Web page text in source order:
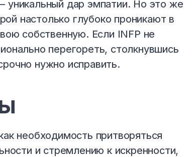
уникальный дар эмпатии. Но это же
настолько глубоко проникают в
собственную. Если INFP не
перегореть, столкнувшись
нужно исправить.
необходимость притворяться
и стремлению к искренности,